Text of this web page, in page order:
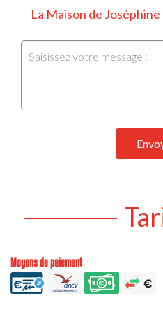
La Maison de
Moyens de paiement